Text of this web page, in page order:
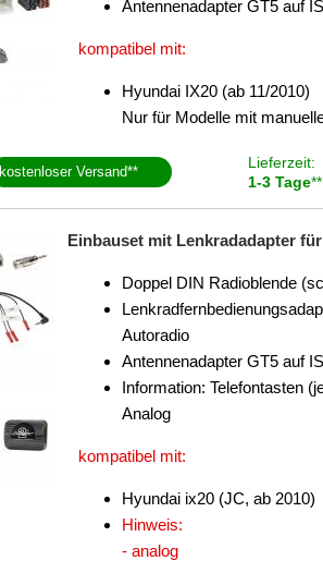
Antennenadapter GT5 auf
kompatibel mit:
Hyundai IX20 (ab 11/2010)
Nur für Modelle mit
kostenloser Versand**
Lieferzeit:
1-3 Tage**
Einbauset mit Lenkradadapter
Doppel DIN Radioblende
Autoradio
Antennenadapter GT5 auf
Information: Telefontasten
Analog
kompatibel mit:
Hyundai ix20 (JC, ab 2010)
Hinweis:
- analog